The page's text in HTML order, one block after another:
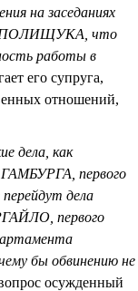
на заседаниях
ПОЛИЩУКА, что
работы в
его супруга,
отношений,
дела, как
первого
дела
первого
бы обвинению не
осужденный